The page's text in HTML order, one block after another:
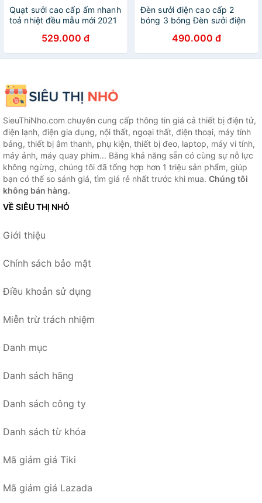
Quạt sưởi cao cấp ấm nhanh
toả nhiệt đều mẫu mới 2021
529.000 đ
Đèn sưởi điện cao cấp 2
bóng 3 bóng Đèn sưởi điện
490.000 đ
SieuThiNho.com chuyên cung cấp thông tin giá cả thiết bị điện tử,
điện lạnh, điện gia dụng, nội thất, ngoại thất, điện thoại, máy tính
bảng, thiết bị âm thanh, phụ kiện, thiết bị đeo, laptop, máy vi tính,
máy ảnh, máy quay phim... Bằng khả năng sẵn có cùng sự nỗ lực
không ngừng, chúng tôi đã tổng hợp hơn 1 triệu sản phẩm, giúp
bạn có thể so sánh giá, tìm giá rẻ nhất trước khi mua. Chúng tôi
không bán hàng.
VỀ SIÊU THỊ NHỎ
Giới thiệu
Chính sách bảo mật
Điều khoản sử dụng
Miễn trừ trách nhiệm
Danh mục
Danh sách hãng
Danh sách công ty
Danh sách từ khóa
Mã giảm giá Tiki
Mã giảm giá Lazada